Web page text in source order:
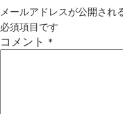
メールアドレスが公開され
必須項目です
コメント *